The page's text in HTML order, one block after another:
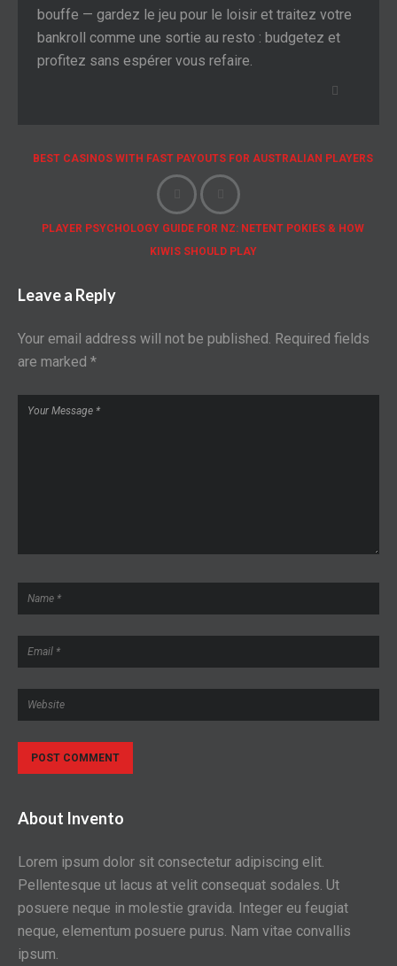
bouffe — gardez le jeu pour le loisir et traitez votre
bankroll comme une sortie au resto : budgetez et
profitez sans espérer vous refaire.
BEST CASINOS WITH FAST PAYOUTS FOR AUSTRALIAN PLAYERS
PLAYER PSYCHOLOGY GUIDE FOR NZ: NETENT POKIES & HOW
KIWIS SHOULD PLAY
Leave a Reply
Your email address will not be published. Required fields
are marked *
About Invento
Lorem ipsum dolor sit consectetur adipiscing elit.
Pellentesque ut lacus at velit consequat sodales. Ut
posuere neque in molestie gravida. Integer eu feugiat
neque, elementum posuere purus. Nam vitae convallis
ipsum.